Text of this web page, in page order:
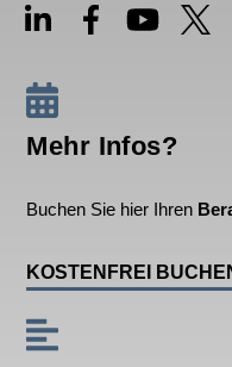
Mehr Infos?
Buchen Sie hier Ihren
KOSTENFREI